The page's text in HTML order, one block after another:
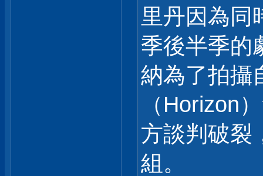
里丹因為同
季後半季的
納為了拍攝
（Horizon
方談判破裂
組。